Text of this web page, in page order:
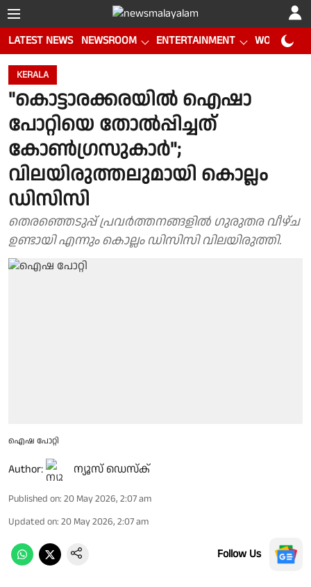
LATEST NEWS NEWSROOM ENTERTAINMENT WORLD CUP
KERALA
"കൊട്ടാരക്കരയിൽ ഐഷാ
പോറ്റിയെ തോൽപ്പിച്ചത്
കോൺഗ്രസുകാർ";
വിലയിരുത്തലുമായി കൊല്ലം
ഡിസിസി
തെരഞ്ഞെടുപ്പ് പ്രവർത്തനങ്ങളിൽ ഗുരുതര വീഴ്ച
ഉണ്ടായി എന്നും കൊല്ലം ഡിസിസി വിലയിരുത്തി.
ഐഷ പോറ്റി
Author: ന്യൂസ് ഡെസ്ക്
Published on: 20 May 2026, 2:07 am
Updated on: 20 May 2026, 2:07 am
Follow Us